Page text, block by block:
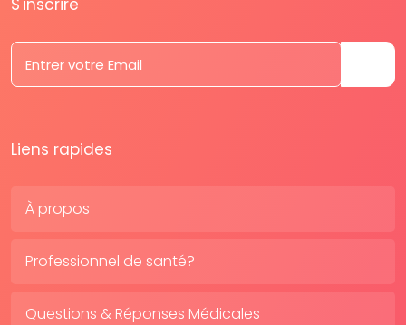
S'inscrire
Liens rapides
À propos
Professionnel de santé?
Questions & Réponses Médicales